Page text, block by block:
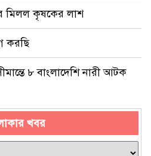
মিলল কৃষকের লাশ
করছি
৮ বাংলাদেশি নারী আটক
খবর